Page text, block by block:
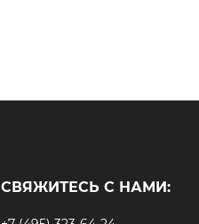
СВЯЖИТЕСЬ С НАМИ: